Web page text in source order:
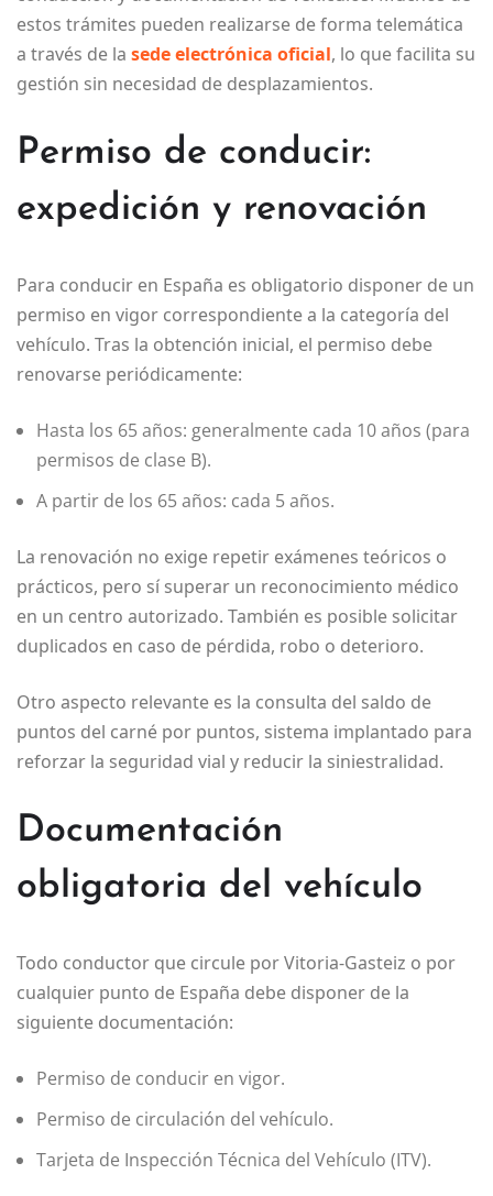
estos trámites pueden realizarse de forma telemática
a través de la sede electrónica oficial, lo que facilita su
gestión sin necesidad de desplazamientos.
Permiso de conducir:
expedición y renovación
Para conducir en España es obligatorio disponer de un
permiso en vigor correspondiente a la categoría del
vehículo. Tras la obtención inicial, el permiso debe
renovarse periódicamente:
Hasta los 65 años: generalmente cada 10 años (para
permisos de clase B).
A partir de los 65 años: cada 5 años.
La renovación no exige repetir exámenes teóricos o
prácticos, pero sí superar un reconocimiento médico
en un centro autorizado. También es posible solicitar
duplicados en caso de pérdida, robo o deterioro.
Otro aspecto relevante es la consulta del saldo de
puntos del carné por puntos, sistema implantado para
reforzar la seguridad vial y reducir la siniestralidad.
Documentación
obligatoria del vehículo
Todo conductor que circule por Vitoria-Gasteiz o por
cualquier punto de España debe disponer de la
siguiente documentación:
Permiso de conducir en vigor.
Permiso de circulación del vehículo.
Tarjeta de Inspección Técnica del Vehículo (ITV).